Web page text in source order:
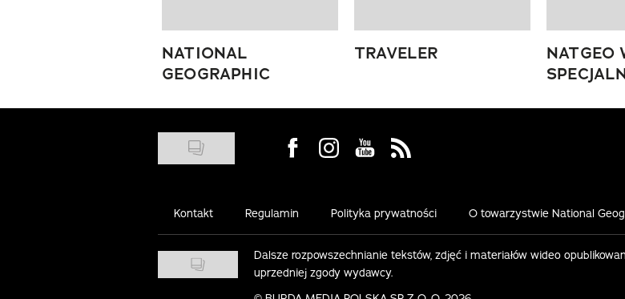
NATIONAL
GEOGRAPHIC
TRAVELER
NATGEO
Visit us on Facebook
Visit us on Instagram
Visit us on Youtube
Visit us on Rss
Kontakt Regulamin Polityka prywatności O towarzystwie National
Dalsze rozpowszechnianie tekstów, zdjęć i materiałów wideo
uprzedniej zgody wydawcy.